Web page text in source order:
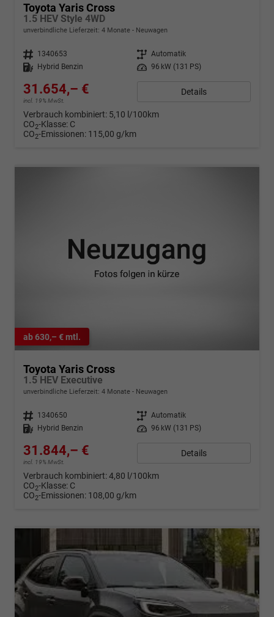
Toyota Yaris Cross
1.5 HEV Style 4WD
unverbindliche Lieferzeit: 4 Monate Neuwagen
Fahrzeugnr. 1340653 Getriebe Automatik
Kraftstoff
Hybrid Benzin Leistung 96 kW (131 PS)
31.654,– €
incl. 19% MwSt.
Details
Verbrauch kombiniert: 5,10 l/100km
CO2-Klasse: C
CO2-Emissionen: 115,00 g/km
ab 630,– € mtl.
Toyota Yaris Cross
1.5 HEV Executive
unverbindliche Lieferzeit: 4 Monate Neuwagen
Fahrzeugnr. 1340650 Getriebe Automatik
Kraftstoff
Hybrid Benzin Leistung 96 kW (131 PS)
31.844,– €
incl. 19% MwSt.
Details
Verbrauch kombiniert:4,80 l/100km
CO2-Klasse: C
CO2-Emissionen: 108,00 g/km